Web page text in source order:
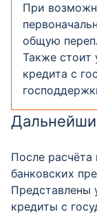
При
общую
Также стоит
кредита с
После
банковских
Представлены
кредиты с